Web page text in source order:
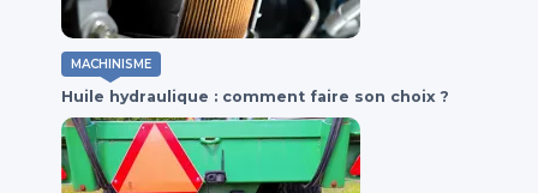
MACHINISME
Huile hydraulique : comment faire son choix ?